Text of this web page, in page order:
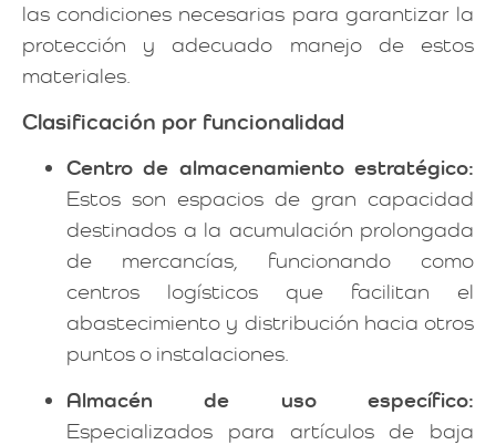
las condiciones necesarias para garantizar la
protección y adecuado manejo de estos
materiales.
Clasificación por funcionalidad
Centro de almacenamiento estratégico:
Estos son espacios de gran capacidad
destinados a la acumulación prolongada
de mercancías, funcionando como
centros logísticos que facilitan el
abastecimiento y distribución hacia otros
puntos o instalaciones.
Almacén de uso específico:
Especializados para artículos de baja